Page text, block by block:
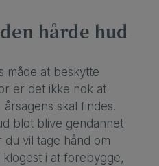
hårde hud
måde at beskytte
er det ikke nok at
skal findes.
blot blive gendannet
vil tage hånd om
i at forebygge,